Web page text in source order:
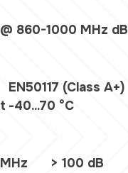
860-1000 MHz dB
EN50117 (Class A+)
-40...70 °C
> 100 dB